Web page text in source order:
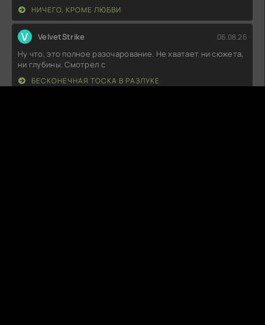
НИЧЕГО, КРОМЕ ЛЮБВИ
V VelvetStrike 06.08.26
Ну что, это полное разочарование. Не хватает ни сюжета,
ни глубины. Смотрел с
БЕСКОНЕЧНАЯ ТОСКА В РАЗЛУКЕ